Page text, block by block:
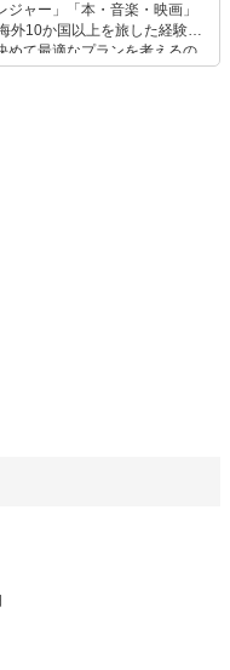
ジャー」「本・音楽・映画」
外10か国以上を旅した経験を
めて最適なプランを考えるの
ップでの販売経験もあり。誰